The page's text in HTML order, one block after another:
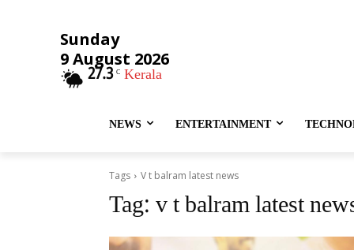
Sunday
9 August 2026
27.3 C Kerala
NEWS ENTERTAINMENT
Tags V t balram latest news
Tag: v t balram latest